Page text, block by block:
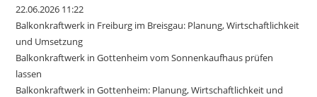
22.06.2026 11:22
Balkonkraftwerk in Freiburg im Breisgau: Planung, Wirtschaftlichkeit
und Umsetzung
Balkonkraftwerk in Gottenheim vom Sonnenkaufhaus prüfen
lassen
Balkonkraftwerk in Gottenheim: Planung, Wirtschaftlichkeit und